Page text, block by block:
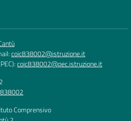
coic838002@istruzione.it
coic838002@pec.istruzione.it
Comprensivo